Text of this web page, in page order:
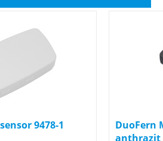
9478-1
DuoFern
anthrazit